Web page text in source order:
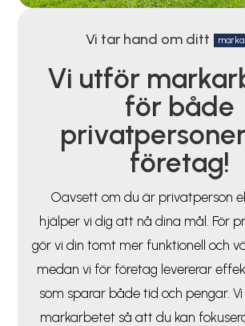
Vi tar hand om ditt
Vi utför
för både
företag!
Oavsett om du är privatperson
hjälper vi dig att nå dina mål. För
gör vi din tomt mer funktionell och
medan vi för företag levererar
som sparar både tid och pengar.
markarbetet så att du kan